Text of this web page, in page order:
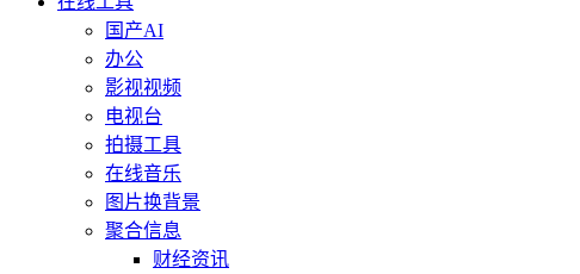
国产AI
办公
影视视频
电视台
拍摄工具
在线音乐
图片换背景
聚合信息
财经资讯